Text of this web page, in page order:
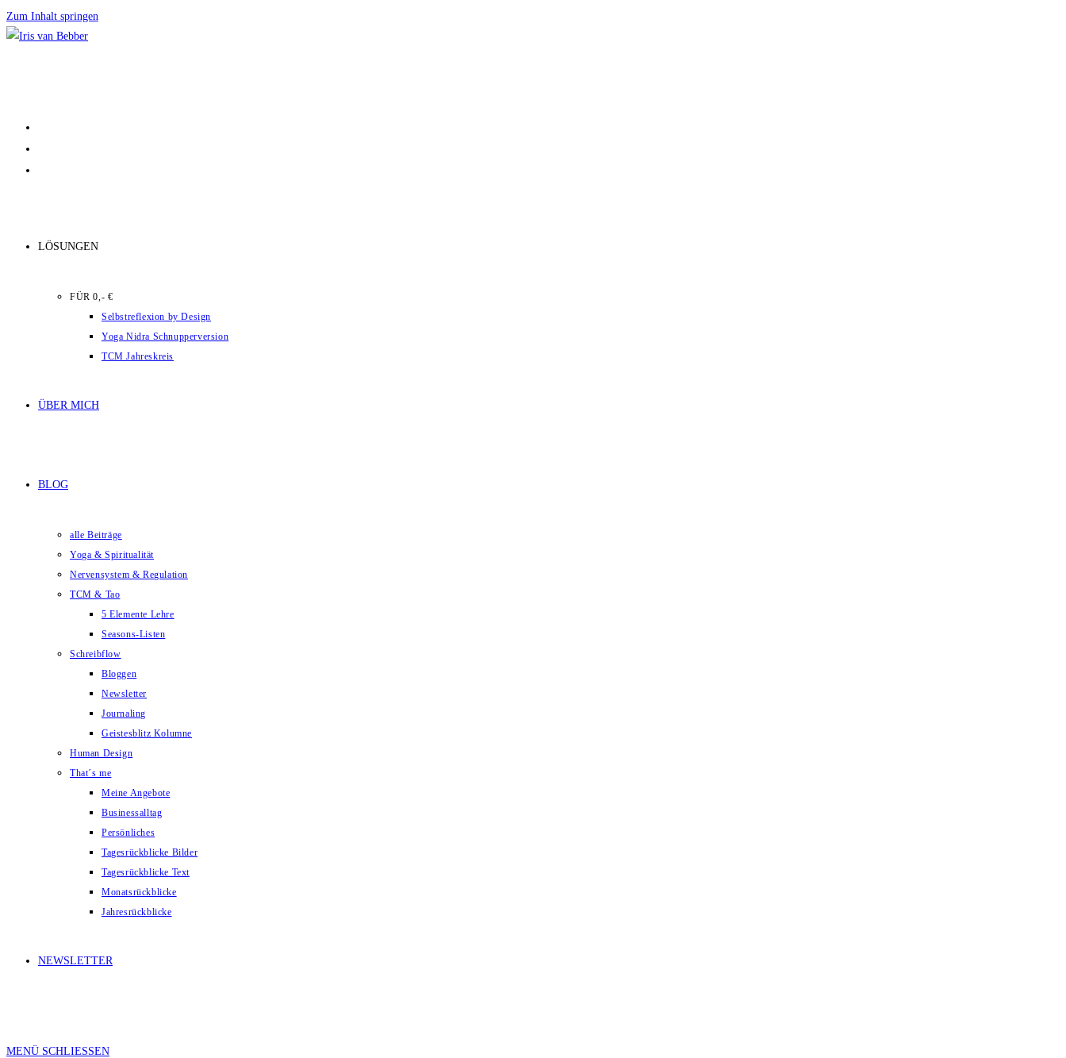
Zum Inhalt springen
LÖSUNGEN
FÜR 0,- €
Selbstreflexion by Design
Yoga Nidra Schnupperversion
TCM Jahreskreis
ÜBER MICH
BLOG
alle Beiträge
Yoga & Spiritualität
Nervensystem & Regulation
TCM & Tao
5 Elemente Lehre
Seasons-Listen
Schreibflow
Bloggen
Newsletter
Journaling
Geistesblitz Kolumne
Human Design
That´s me
Meine Angebote
Businessalltag
Persönliches
Tagesrückblicke Bilder
Tagesrückblicke Text
Monatsrückblicke
Jahresrückblicke
NEWSLETTER
MENÜ SCHLIESSEN